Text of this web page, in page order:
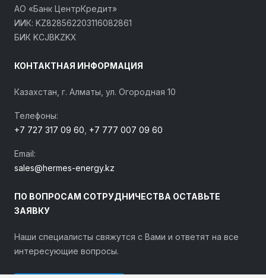
АО «Банк ЦентрКредит»
ИИК: KZ828562203116082861
БИК KCJBKZKX
КОНТАКТНАЯ ИНФОРМАЦИЯ
Казахстан, г. Алматы, ул. Огородная 10
Телефоны:
+7 727 317 09 60 +7 777 007 09 60
Email:
sales@hermes-energy.kz
ПО ВОПРОСАМ СОТРУДНИЧЕСТВА ОСТАВЬТЕ
ЗАЯВКУ
Наши специалисты свяжутся с Вами и ответят на все
интересующие вопросы.